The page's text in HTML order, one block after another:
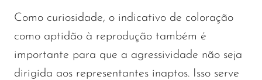
Como curiosidade, o indicativo de coloração
como aptidão à reprodução também é
importante para que a agressividade não seja
dirigida aos representantes inaptos. Isso serve